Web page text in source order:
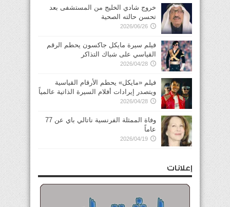
خروج شادي الخليج من المستشفى بعد
تحسن حالته الصحية
2026/06/26
فيلم سيرة مايكل جاكسون يحطم الرقم
القياسي على شباك التذاكر
2026/04/28
فيلم «مايكل» يحطم الأرقام القياسية
ويتصدر إيرادات أفلام السيرة الذاتية عالمياً
2026/04/28
وفاة الممثلة الفرنسية ناتالي باي عن 77
عاماً
2026/04/19
إعلانات